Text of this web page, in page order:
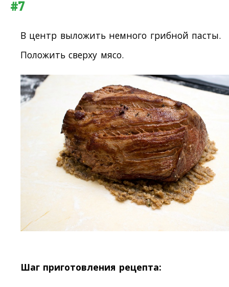
#7
В центр выложить немного грибной пасты.
Положить сверху мясо.
Шаг приготовления рецепта: